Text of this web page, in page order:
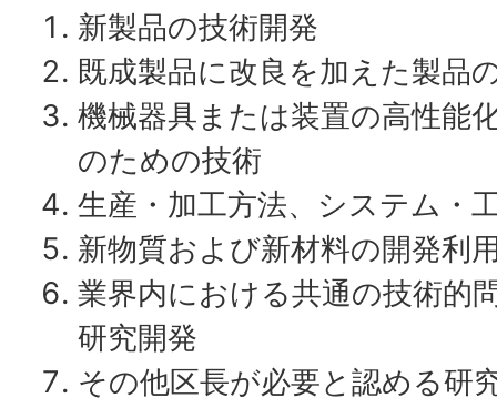
新製品の技術開発
既成製品に改良を加えた製品
機械器具または装置の高性能
のための技術
生産・加工方法、システム・
新物質および新材料の開発利
業界内における共通の技術的
研究開発
その他区長が必要と認める研